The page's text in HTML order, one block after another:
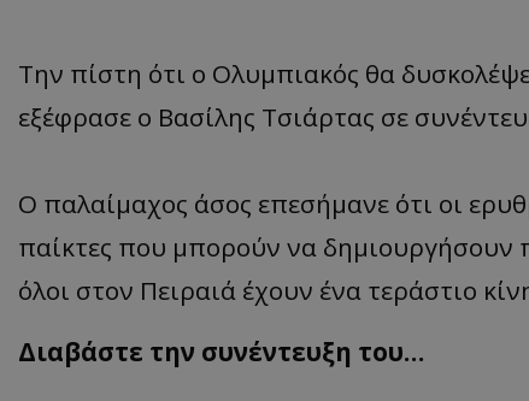
Την πίστη ότι ο Ολυμπιακός θα
εξέφρασε ο Βασίλης Τσιάρτας σε
Ο παλαίμαχος άσος επεσήμανε ότι οι
παίκτες που μπορούν να δημιουργήσουν
όλοι στον Πειραιά έχουν ένα τεράστιο
Διαβάστε την συνέντευξη του…